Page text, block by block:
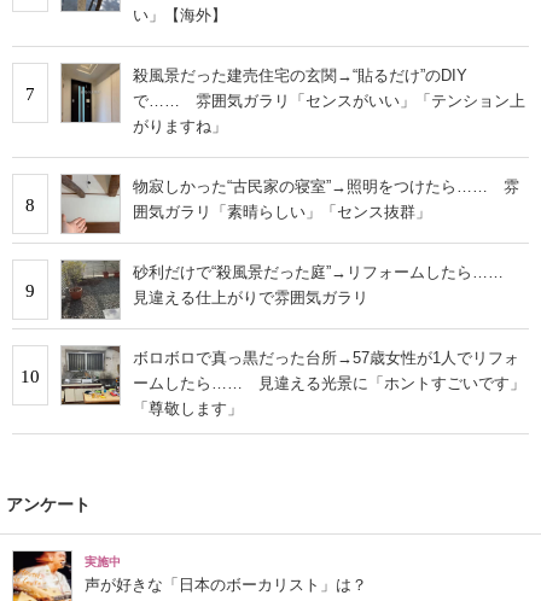
い」【海外】
7
殺風景だった建売住宅の玄関→“貼るだけ”のDIY
で…… 雰囲気ガラリ「センスがいい」「テンション上
がりますね」
8
物寂しかった“古民家の寝室”→照明をつけたら…… 雰
囲気ガラリ「素晴らしい」「センス抜群」
9
砂利だけで“殺風景だった庭”→リフォームしたら……
見違える仕上がりで雰囲気ガラリ
10
ボロボロで真っ黒だった台所→57歳女性が1人でリフォ
ームしたら…… 見違える光景に「ホントすごいです」
「尊敬します」
アンケート
実施中
声が好きな「日本のボーカリスト」は？